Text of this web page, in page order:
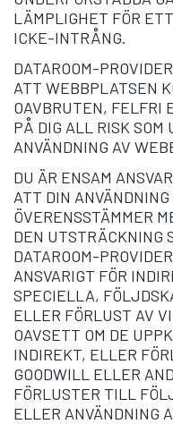
LÄMPLIGHET FÖR
ICKE-INTRÅNG.
DATAROOM-
ATT WEBBPLATSEN
OAVBRUTEN, FELFRI
PÅ DIG ALL RISK SOM
ANVÄNDNING AV
DU ÄR ENSAM
ATT DIN
ÖVERENSSTÄMMER
DEN UTSTRÄCKNING
DATAROOM-
ANSVARIGT FÖR
SPECIELLA,
ELLER FÖRLUST AV
OAVSETT OM DE
INDIREKT, ELLER
GOODWILL ELLER
FÖRLUSTER TILL
ELLER ANVÄNDNING